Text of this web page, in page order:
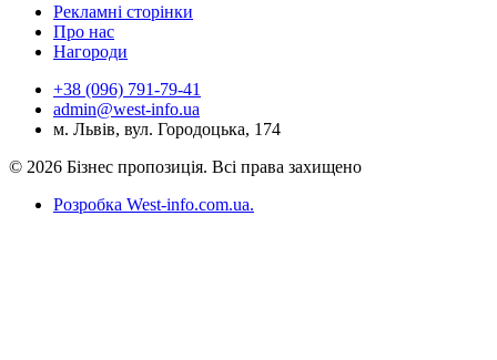
Рекламні сторінки
Про нас
Нагороди
+38 (096) 791-79-41
admin@west-info.ua
м. Львів, вул. Городоцька, 174
© 2026 Бізнес пропозиція. Всі права захищено
Розробка West-info.com.ua.